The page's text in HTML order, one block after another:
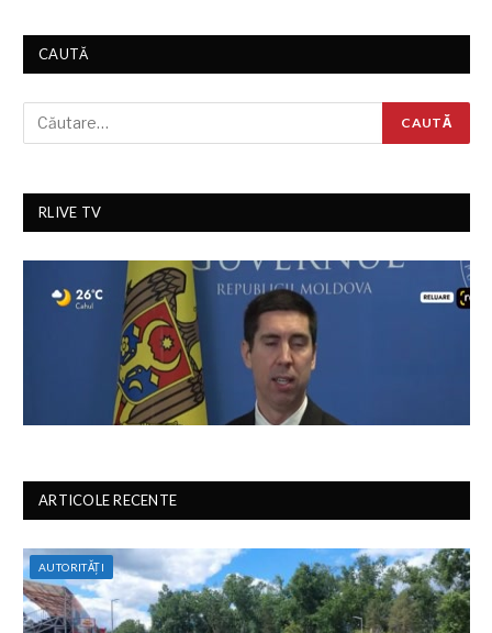
CAUTĂ
RLIVE TV
ARTICOLE RECENTE
AUTORITĂȚI